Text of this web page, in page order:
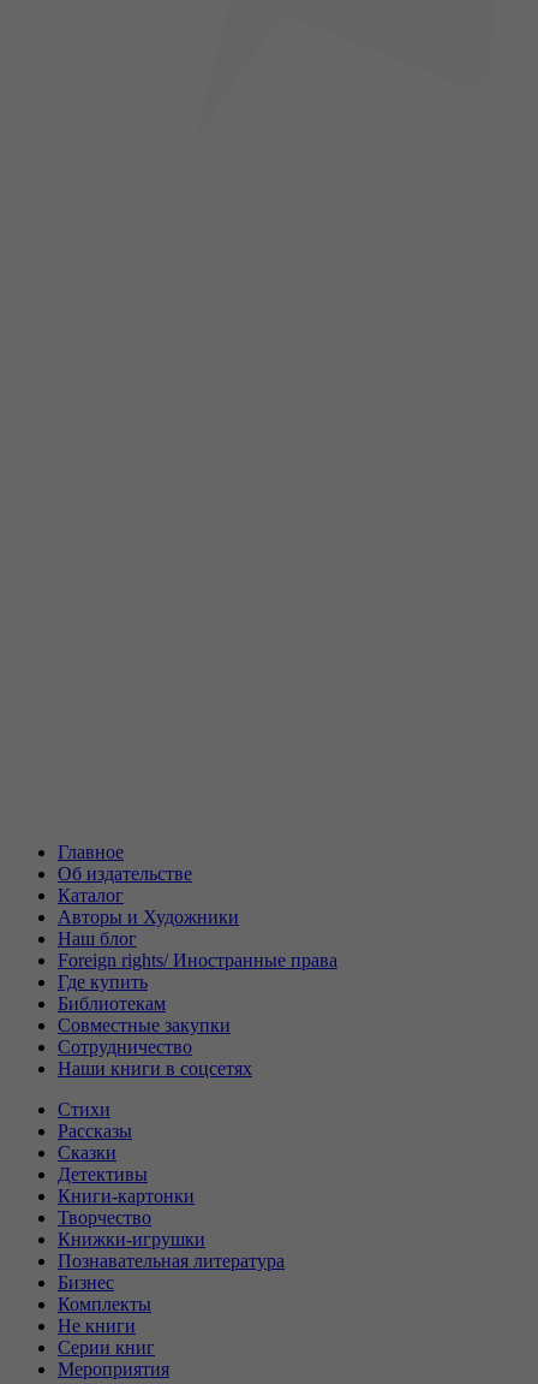
Главное
Об издательстве
Каталог
Авторы и Художники
Наш блог
Foreign rights/ Иностранные права
Где купить
Библиотекам
Совместные закупки
Сотрудничество
Наши книги в соцсетях
Стихи
Рассказы
Сказки
Детективы
Книги-картонки
Творчество
Книжки-игрушки
Познавательная литература
Бизнес
Комплекты
Не книги
Серии книг
Мероприятия